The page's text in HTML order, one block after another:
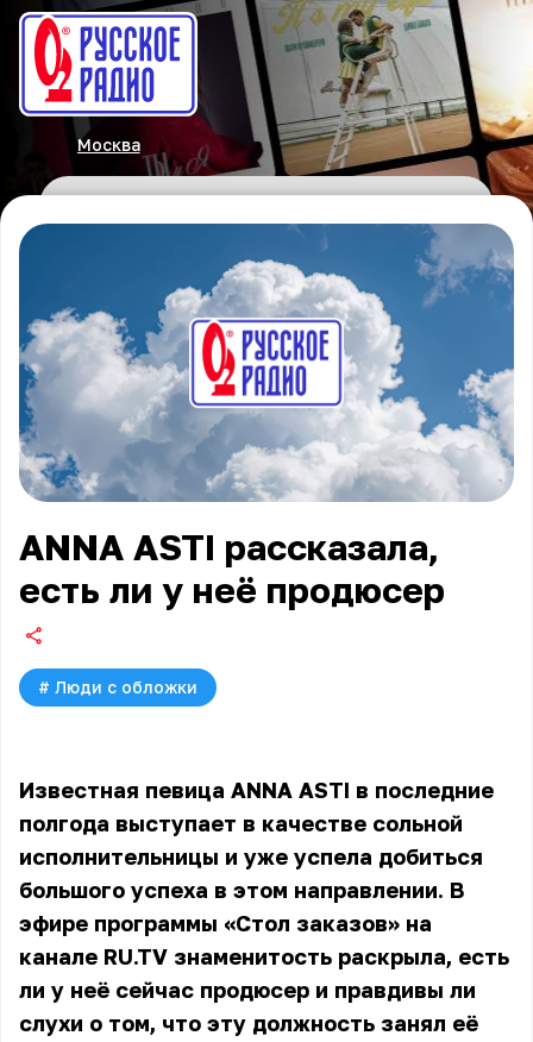
Москва
ANNA ASTI рассказала,
есть ли у неё продюсер
# Люди с обложки
Известная певица ANNA ASTI в последние
полгода выступает в качестве сольной
исполнительницы и уже успела добиться
большого успеха в этом направлении. В
эфире программы «Стол заказов» на
канале RU.TV знаменитость раскрыла, есть
ли у неё сейчас продюсер и правдивы ли
слухи о том, что эту должность занял её